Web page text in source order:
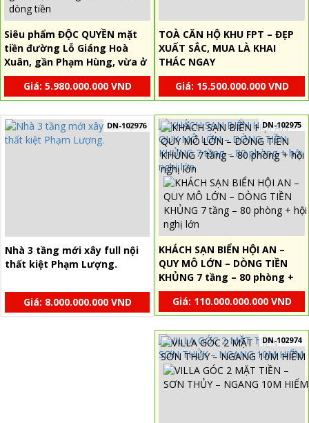
Siêu phẩm ĐỘC QUYỀN mặt
tiền đường Lỗ Giáng Hoà
Xuân, gần Phạm Hùng, vừa ở
vừa có dòng tiền
Giá: 5.980.000.000 VND
TOÀ CĂN HỘ KHU FPT – ĐẸP
XUẤT SẮC, MUA LÀ KHAI
THÁC NGAY
Giá: 15.500.000.000 VND
DN-102976
Nhà 3 tầng mới xây full nội
thất kiệt Phạm Lượng.
Giá: 8.000.000.000 VND
DN-102975
KHÁCH SẠN BIỂN HỘI AN –
QUY MÔ LỚN – DÒNG TIỀN
KHỦNG 7 tầng – 80 phòng +
hội nghị lớn
Giá: 110.000.000.000 VND
DN-102974